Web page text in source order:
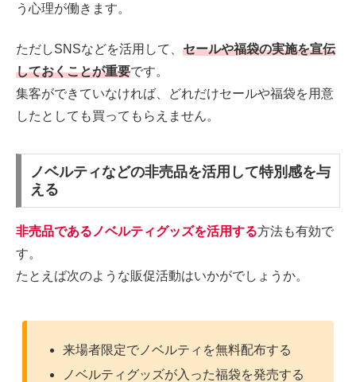
う心理が働きます。
ただしSNSなどを活用して、 セールや福袋の実施を宣伝
しておくことが重要です。
集客ができていなければ、どれだけセールや福袋を用意
したとしても買ってもらえません。
ノベルティなどの非売品を活用して特別感を与
える
非売品であるノベルティグッズを活用する方法も有効で
す。
たとえば次のような販促活動はいかがでしょうか。
来場者限定でノベルティを無料配布する
ノベルティグッズが入った福袋を発売する